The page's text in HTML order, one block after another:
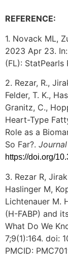
REFERENCE:
1. Novack ML,
2023 Apr 23.
(FL): StatPearls
2. Rezar, R.,
Felder, T. K.,
Granitz, C.,
Heart-Type
Role as a
So Far?.
https://doi.org/
3. Rezar R,
Haslinger M,
Lichtenauer M.
(H-FABP) and
What Do We
7;9(1):164. doi:
PMCID: